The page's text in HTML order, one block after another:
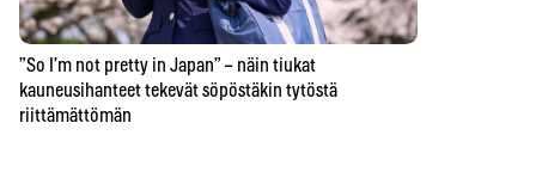
”So I’m not pretty in Japan” – näin tiukat
kauneusihanteet tekevät söpöstäkin tytöstä
riittämättömän